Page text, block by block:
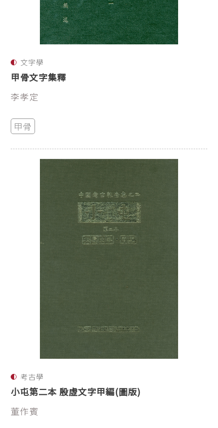
文字學
甲骨文字集釋
李孝定
甲骨
考古學
小屯第二本 殷虛文字甲編(圖版)
董作賓